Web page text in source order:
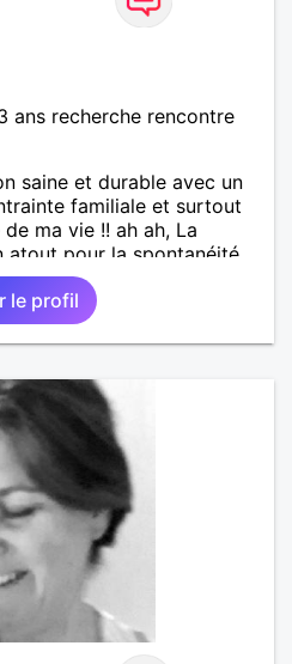
ans recherche rencontre
saine et durable avec un
familiale et surtout
ma vie !! ah ah, La
atout pour la spontanéité
!
le profil